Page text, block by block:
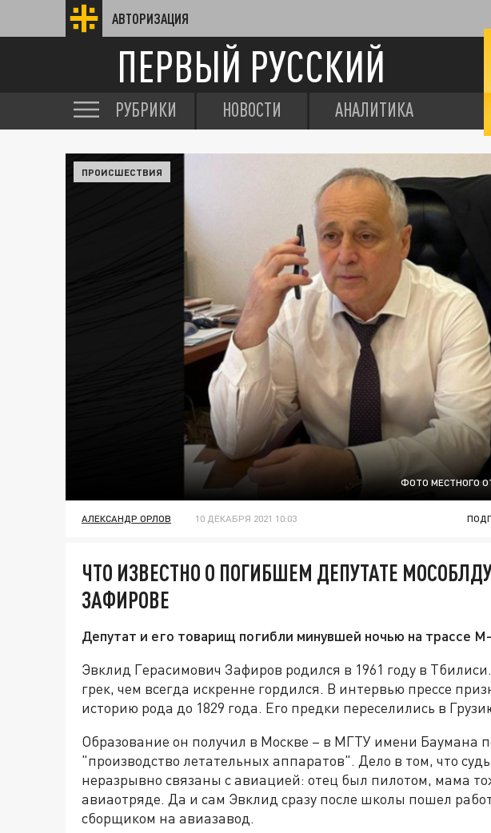
АВТОРИЗАЦИЯ
ПЕРВЫЙ РУССКИЙ
РУБРИКИ НОВОСТИ АНАЛИТИКА
ФОТО МЕСТНОГО
ПРОИСШЕСТВИЯ
АЛЕКСАНДР ОРЛОВ 10 ДЕКАБРЯ 2021 10:03
ЧТО ИЗВЕСТНО О ПОГИБШЕМ ДЕПУТАТЕ
ЗАФИРОВЕ
Депутат и его товарищ погибли минувшей ночью на трассе
Эвклид Герасимович Зафиров родился в 1961 году в
грек, чем всегда искренне гордился. В интервью прессе
историю рода до 1829 года. Его предки переселились в
Образование он получил в Москве – в МГТУ имени Баумана
"производство летательных аппаратов". Дело в том, что
неразрывно связаны с авиацией: отец был пилотом, мама
авиаотряде. Да и сам Эвклид сразу после школы пошел
сборщиком на авиазавод.